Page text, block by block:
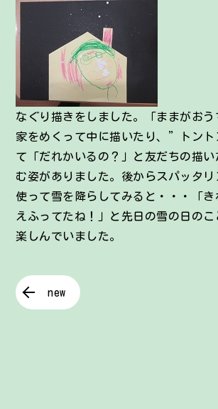
なぐり描きをしました。「ままがおう
家をめくって中に描いたり、”トン
て「だれかいるの？」と友だちの描い
む姿がありました。後からスパッタ
使って雪を降らしてみると・・・「き
えふってたね！」と先日の雪の日のこ
楽しんでいました。
new